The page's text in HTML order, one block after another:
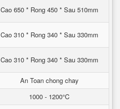
Cao 650 * Rong 450 * Sau 510mm
Cao 310 * Rong 340 * Sau 330mm
Cao 310 * Rong 340 * Sau 330mm
An Toan chong chay
1000 - 1200°C